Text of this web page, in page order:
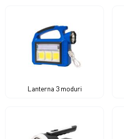
Lanterna 3 moduri